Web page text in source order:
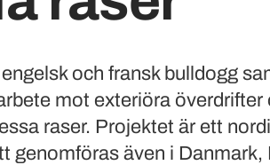
och fransk bulldogg
mot exteriöra överdrifter
raser. Projektet är ett
genomföras även i Danmark,